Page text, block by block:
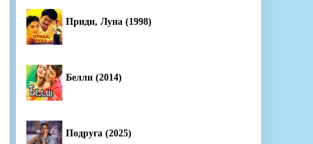
Приди, Луна (1998)
Белли (2014)
Подруга (2025)